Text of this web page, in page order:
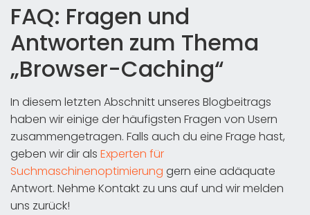
FAQ: Fragen und
Antworten zum Thema
„Browser-Caching“
In diesem letzten Abschnitt unseres Blogbeitrags
haben wir einige der häufigsten Fragen von Usern
zusammengetragen. Falls auch du eine Frage hast,
geben wir dir als Experten für
Suchmaschinenoptimierung gern eine adäquate
Antwort. Nehme Kontakt zu uns auf und wir melden
uns zurück!